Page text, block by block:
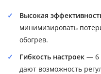
Высокая
минимизировать
обогрев.
Гибкость настроек — 6
дают возможность